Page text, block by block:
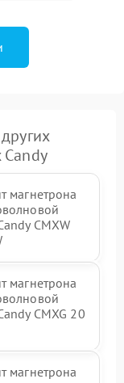
магнетрона
CMXW
магнетрона
CMXG 20
магнетрона